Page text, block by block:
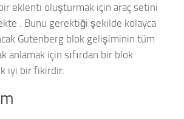
eklenti oluşturmak için araç setini
. Bunu gerektiği şekilde kolayca
Gutenberg blok gelişiminin tüm
anlamak için sıfırdan bir blok
iyi bir fikirdir.